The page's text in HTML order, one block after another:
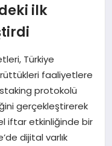
ilk
Türkiye
faaliyetlere
protokolü
gerçekleştirerek
iftar etkinliğinde bir
dijital varlık